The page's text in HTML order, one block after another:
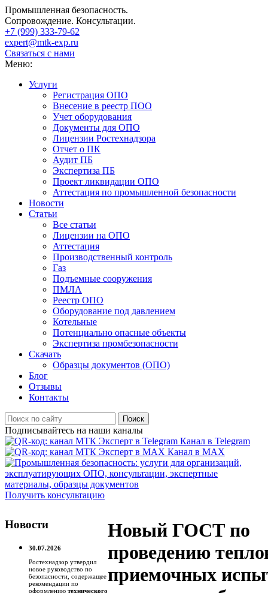
Промышленная безопасность.
Сопровождение. Консультации.
+7 (999) 333-79-62
expert@mtk-exp.ru
Связаться с нами
Меню:
Услуги
Регистрация ОПО
Внесение в реестр ПОО
Учет оборудования
Документы для ОПО
Лицензии Ростехнадзора
Отчет о ПК
Аудит ПБ
Экспертиза ПБ
Проект ликвидации ОПО
Аттестация по промышленной безопасности
Новости
Статьи
Все статьи
Лицензии на ОПО
Аттестация
Производственный контроль
Газ
Подъемные сооружения
ПМЛА
Реестр ОПО
Оборудование под давлением
Котельные
Потенциально опасные объекты
Экспертиза промбезопасности
Скачать
Образцы документов (ОПО)
Блог
Отзывы
Контакты
Поиск
Подписывайтесь на наши каналы
Канал в Telegram
Канал в MAX
Получить консультацию
Новости
30.07.2026
Ростехнадзор утвердил
новое руководство по
безопасности, содержащее
рекомендации по
оформлению технического
Новый ГОСТ по
проведению
приемочных